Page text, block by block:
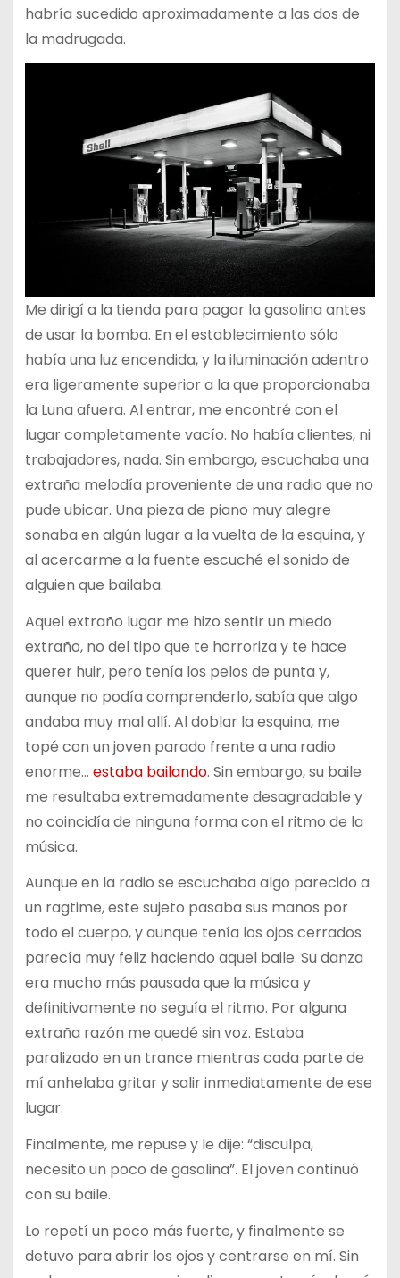
habría sucedido aproximadamente a las dos de
la madrugada.
Me dirigí a la tienda para pagar la gasolina antes
de usar la bomba. En el establecimiento sólo
había una luz encendida, y la iluminación adentro
era ligeramente superior a la que proporcionaba
la Luna afuera. Al entrar, me encontré con el
lugar completamente vacío. No había clientes, ni
trabajadores, nada. Sin embargo, escuchaba una
extraña melodía proveniente de una radio que no
pude ubicar. Una pieza de piano muy alegre
sonaba en algún lugar a la vuelta de la esquina, y
al acercarme a la fuente escuché el sonido de
alguien que bailaba.
Aquel extraño lugar me hizo sentir un miedo
extraño, no del tipo que te horroriza y te hace
querer huir, pero tenía los pelos de punta y,
aunque no podía comprenderlo, sabía que algo
andaba muy mal allí. Al doblar la esquina, me
topé con un joven parado frente a una radio
enorme… estaba bailando. Sin embargo, su baile
me resultaba extremadamente desagradable y
no coincidía de ninguna forma con el ritmo de la
música.
Aunque en la radio se escuchaba algo parecido a
un ragtime, este sujeto pasaba sus manos por
todo el cuerpo, y aunque tenía los ojos cerrados
parecía muy feliz haciendo aquel baile. Su danza
era mucho más pausada que la música y
definitivamente no seguía el ritmo. Por alguna
extraña razón me quedé sin voz. Estaba
paralizado en un trance mientras cada parte de
mí anhelaba gritar y salir inmediatamente de ese
lugar.
Finalmente, me repuse y le dije: “disculpa,
necesito un poco de gasolina”. El joven continuó
con su baile.
Lo repetí un poco más fuerte, y finalmente se
detuvo para abrir los ojos y centrarse en mí. Sin